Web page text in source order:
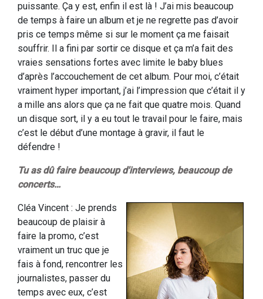
puissante. Ça y est, enfin il est là ! J’ai mis beaucoup
de temps à faire un album et je ne regrette pas d’avoir
pris ce temps même si sur le moment ça me faisait
souffrir. Il a fini par sortir ce disque et ça m’a fait des
vraies sensations fortes avec limite le baby blues
d’après l’accouchement de cet album. Pour moi, c’était
vraiment hyper important, j’ai l’impression que c’était il y
a mille ans alors que ça ne fait que quatre mois. Quand
un disque sort, il y a eu tout le travail pour le faire, mais
c’est le début d’une montage à gravir, il faut le
défendre !
Tu as dû faire beaucoup d'interviews, beaucoup de
concerts…
Cléa Vincent : Je prends
beaucoup de plaisir à
faire la promo, c’est
vraiment un truc que je
fais à fond, rencontrer les
journalistes, passer du
temps avec eux, c’est